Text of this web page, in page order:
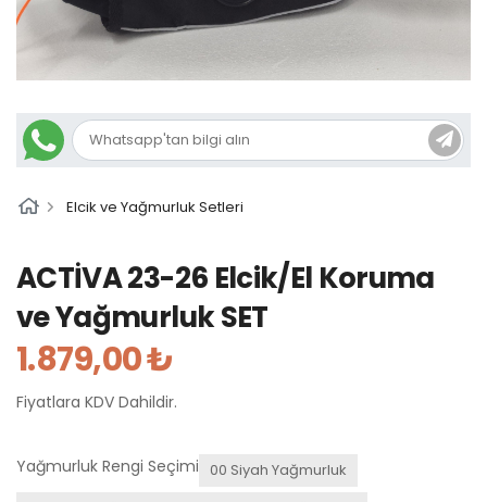
Elcik ve Yağmurluk Setleri
ACTİVA 23-26 Elcik/El Koruma
ve Yağmurluk SET
1.879,00 ₺
Fiyatlara KDV Dahildir.
Yağmurluk Rengi Seçimi
00 Siyah Yağmurluk